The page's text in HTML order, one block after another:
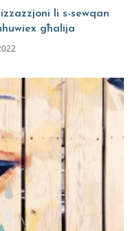
li s-sewqan
għalija